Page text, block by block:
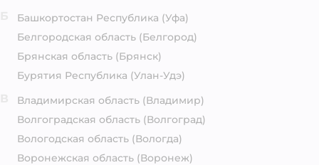
Башкортостан Республика (Уфа)
Белгородская область (Белгород)
Брянская область (Брянск)
Бурятия Республика (Улан-Удэ)
Владимирская область (Владимир)
Волгоградская область (Волгоград)
Вологодская область (Вологда)
Воронежская область (Воронеж)